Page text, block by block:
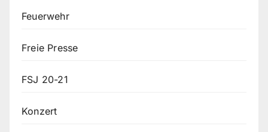
Feuerwehr
Freie Presse
FSJ 20-21
Konzert